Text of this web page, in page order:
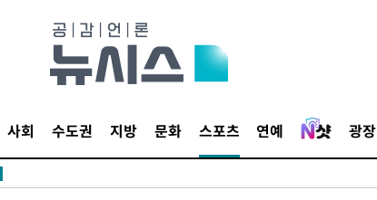
사회 수도권 지방 문화 스포츠 연예 광장